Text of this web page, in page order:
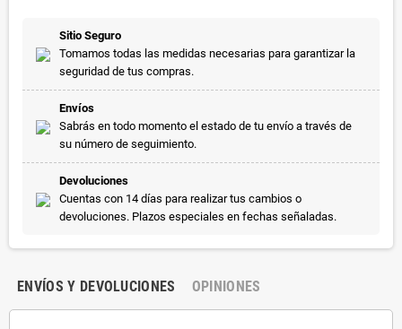
Sitio Seguro
Tomamos todas las medidas necesarias para garantizar la
seguridad de tus compras.
Envíos
Sabrás en todo momento el estado de tu envío a través de
su número de seguimiento.
Devoluciones
Cuentas con 14 días para realizar tus cambios o
devoluciones. Plazos especiales en fechas señaladas.
ENVÍOS Y DEVOLUCIONES OPINIONES